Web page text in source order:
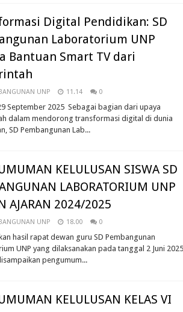
Digital Pendidikan: SD
Laboratorium UNP
Bantuan Smart TV dari
UNP 11.14 0
September 2025 Sebagai bagian dari upaya
dalam mendorong transformasi digital di dunia
SD Pembangunan Lab...
KELULUSAN SISWA SD
LABORATORIUM UNP
AJARAN 2024/2025
UNP 18.00 0
hasil rapat dewan guru SD Pembangunan
UNP yang dilaksanakan pada tanggal 2 Juni 2025
pengumum...
KELULUSAN KELAS VI